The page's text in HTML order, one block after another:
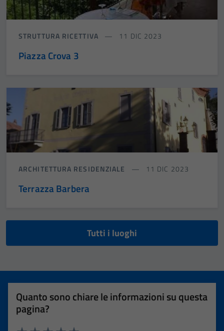
STRUTTURA RICETTIVA 11 DIC 2023
Piazza Crova 3
ARCHITETTURA RESIDENZIALE 11 DIC 2023
Terrazza Barbera
Tutti i luoghi
Quanto sono chiare le informazioni su questa
pagina?
possono
essere
disabilitati.